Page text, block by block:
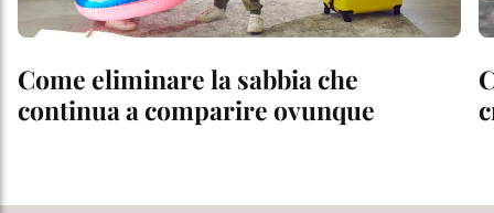
Come eliminare la sabbia che
continua a comparire ovunque